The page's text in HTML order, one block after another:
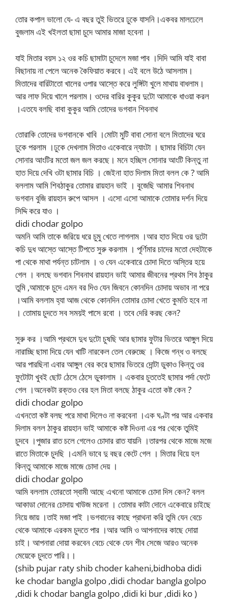
তোর কপাল ভালো যে- এ বছর তুই ভিতরে ঢুকে যাসনি।একবর মালঢেলে
বুজলাম এই খইলতা ছামা চুদে আমার মাজা হবেনা ।
যাই মিতার বয়স ১২ ওর কচি ছামাটা চুদেলে মজা পাব ।দিদি আমি যাই বাবা
বিছানায় না পেলে অনেক কৈফিয়াত করবে। এই বলে উঠে আসলাম।
মিতাদের বারিটাতো খালের ওপার আস্তে করে লুঙ্গিটা খুলে মাথায় বাধলাম।
আর লাফ দিয়ে খালে পরলাম। ওদের বারির কুকুর দুটো আমাকে ধাওয়া করল
।এতযে বলছি বাবা কুকুর আমি তোদের ভগবান শিবনাথ
তোরাকি তোদের ভগবানকে খাবি ।মোটা মুটি বাবা সোনা বলে মিতাদের ঘরে
ঢুকে পরলাম ।ঢুকে দেখলাম মিতাও একেবারে ন্যাংটা । ছামার বিচিটা যেন
সোনার আংটির মতো জল জল করছে। মনে হচ্ছিল সোনার আংটি কিন্তু না
হাত দিয়ে দেখি ওটা ছামার বিচি । জেইনা হাত দিলাম মিতা বলল কে ? আমি
বললাম আমি শিবঠাকুর তোমার রায়হান ভাই । বুজেছি আমার শিবনাথ
ভগবান বুজি রায়হান রুপে আসল । এসো এসো আমাকে তোমার দর্শন দিয়ে
সিদ্দি করে যাও ।
didi chodar golpo
অমনি আমি তাকে জরিয়ে ধরে চুমু খেতে লাগলাম ।আর হাত দিয়ে ওর দুটো
কচি দুধ আস্তে আস্তে টিপতে সুরু করলাম । পূর্ণিমার চাদের মতো দেহটাকে
পা থেকে মাথা পর্যন্ত চাটলাম । ও যেন একেবারে চোদা দিতে অস্তির হয়ে
গেল । বলছে ভগবান শিবনাথ রায়হান ভাই আমার জীবনের প্রথম শিব ঠাকুর
তুমি ,আমাকে চুদে এমন বর দিও যেন জিবনে কোনদিন চোদায় অভাব না পরে
।আমি বললাম হ্যা আজ থেকে কোনদিন তোমার চোদা খেতে কুমতি হবে না
। তোমায় চুদতে সব সময়ই পাসে রবো । তবে দেরি করছ কেন?
সুরু কর ।আমি প্রথমে দুধ দুটো চুষছি আর ছামার ফুটার ভিতরে আঙ্গুল দিয়ে
নারাচ্ছি ছামা দিয়ে যেন খাটি নারকেল তেল বেরুচ্ছে । কিজে গন্ধ ও বলছে
আর পারছিনা এবার আঙ্গুল বের করে ছামার ভিতরে দোন্টা ডুকাও কিন্তু ওর
ফুটোটা খুবই ছোট ঠেসে ঠেসে ডুকালাম । একবার চুততেই ছামার পর্দা ফেটে
গেল ।অনেকটা রক্তও বের হল মিতা বলছে ঠাকুর এতো কষ্ট কেন ?
didi chodar golpo
এখনতো কষ্ট বলছ পরে মাথা দিলেও না করবেনা ।এক ঘণ্টা পর আর একবার
দিলাম বলল ঠাকুর রায়হান ভাই আমাকে কষ্ট দিওনা এর পর থেকে তুমিই
চুদবে ।পুজার রাত চলে গেলেও চোদার রাত যায়নি ।তারপর থেকে মাজে মজে
রাতে মিতাকে চুদছি ।এমনি ভাবে দু বছর কেটে গেল । মিতার বিয়ে হল
কিন্তু আমাকে মাজে মাজে চোদা দেয় ।
didi chodar golpo
আমি বললাম তোরতো স্বামী আছে এখনো আমাকে চোদা দিস কেন? বলল
আকাডা দোনের চোদায় খাউজ মরেনা । তোমার কাটা দোনে একেবারে চাইছে
নিয়ে জায় ।তাই মজা পাই ।ভগবানের কাছে প্রাথনা করি তুমি যেন বেচে
থেকে আমাকে এরকম চুদতে পার ।আর আমি ও আপনাদের কাছে দোয়া
চাই। আপনারা দোয়া করবেন বেচে থেকে যেন শীব সেজে আরও অনেক
মেয়েকে চুদতে পারি।।
(shib pujar raty shib choder kaheni,bidhoba didi
ke chodar bangla golpo ,didi chodar bangla golpo
,didi k chodar bangla golpo ,didi ki bur ,didi ko )